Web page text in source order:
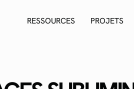
RESSOURCES PROJETS